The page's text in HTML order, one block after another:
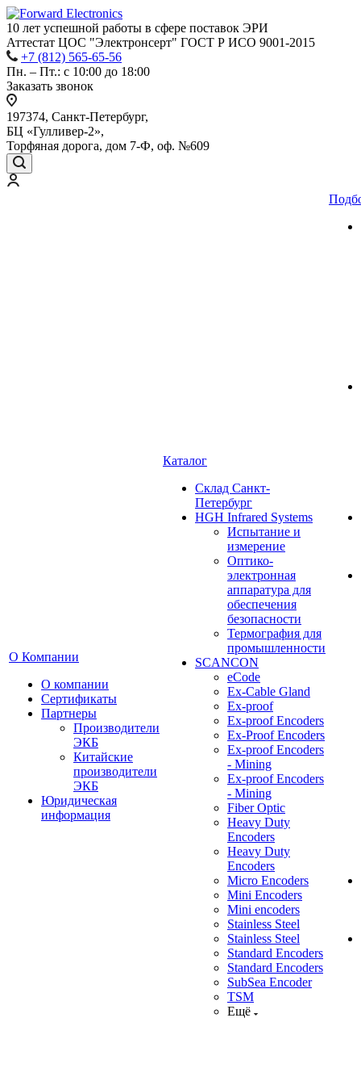
10 лет успешной работы в сфере поставок ЭРИ
Аттестат ЦОС "Электронсерт" ГОСТ Р ИСО 9001-2015
+7 (812) 565-65-56
Пн. – Пт.: с 10:00 до 18:00
Заказать звонок
197374, Санкт-Петербург,
БЦ «Гулливер-2»,
Торфяная дорога, дом 7-Ф, оф. №609
О Компании
О компании
Сертификаты
Партнеры
Производители
ЭКБ
Китайские
производители
ЭКБ
Юридическая
информация
Каталог
Cклад Санкт-
Петербург
HGH Infrared Systems
Испытание и
измерение
Оптико-
электронная
аппаратура для
обеспечения
безопасности
Термография для
промышленности
SCANCON
eCode
Ex-Cable Gland
Ex-proof
Ex-proof Encoders
Ex-Proof Encoders
Ex-proof Encoders
- Mining
Ex-proof Encoders
- Mining
Fiber Optic
Heavy Duty
Encoders
Heavy Duty
Encoders
Micro Encoders
Mini Encoders
Mini encoders
Stainless Steel
Stainless Steel
Standard Encoders
Standard Encoders
SubSea Encoder
TSM
Ещё